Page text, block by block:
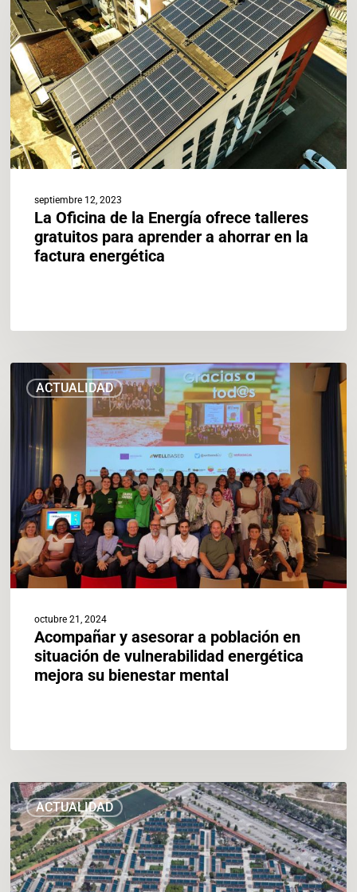
la
Energía
ofrece
talleres
gratuitos
para
aprender
a
ahorrar
en
factura
energética
septiembre 12, 2023
La Oficina de la Energía ofrece talleres
gratuitos para aprender a ahorrar en la
factura energética
ACTUALIDAD
Acompañar
asesorar
población
situación
vulnerabilidad
energética
mejora
su
bienestar
octubre 21, 2024
Acompañar y asesorar a población en
situación de vulnerabilidad energética
mejora su bienestar mental
ACTUALIDAD
La
instalación
de
placas
fotovoltaicas
en